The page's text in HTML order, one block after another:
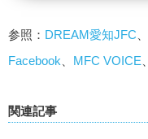
参照： DREAM愛知JFC
Facebook
MFC VOICE
関連記事